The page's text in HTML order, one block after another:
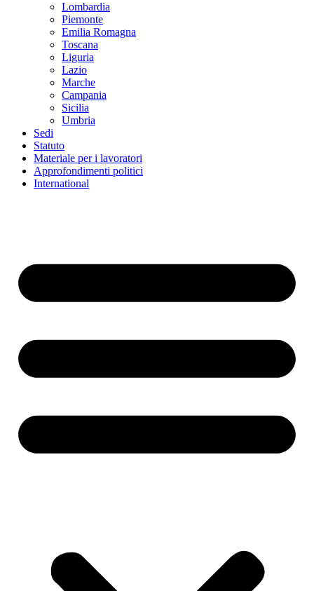
Lombardia
Piemonte
Emilia Romagna
Toscana
Liguria
Lazio
Marche
Campania
Sicilia
Umbria
Sedi
Statuto
Materiale per i lavoratori
Approfondimenti politici
International